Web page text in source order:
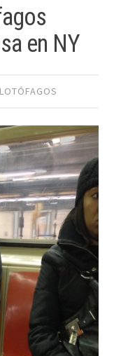
en NY